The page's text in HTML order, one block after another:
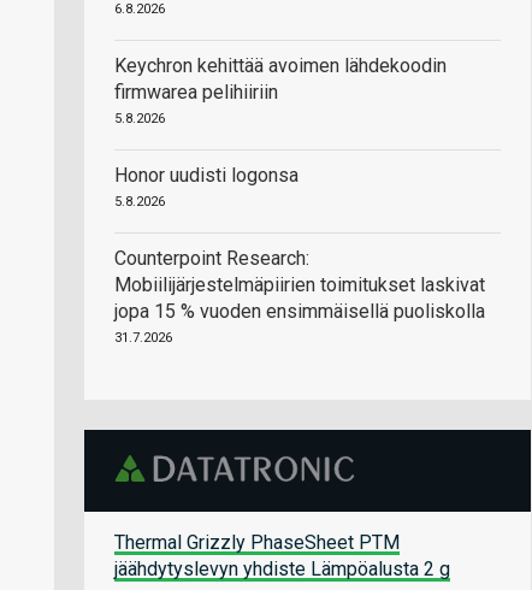
6.8.2026
Keychron kehittää avoimen lähdekoodin
firmwarea pelihiiriin
5.8.2026
Honor uudisti logonsa
5.8.2026
Counterpoint Research:
Mobiilijärjestelmäpiirien toimitukset laskivat
jopa 15 % vuoden ensimmäisellä puoliskolla
31.7.2026
Thermal Grizzly PhaseSheet PTM
jäähdytyslevyn yhdiste Lämpöalusta 2 g